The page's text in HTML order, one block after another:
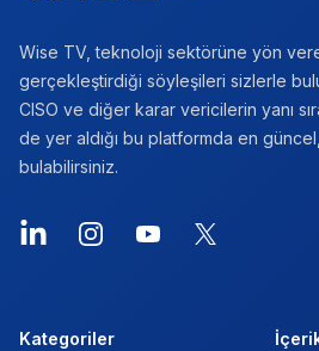
Wise TV, teknoloji sektörüne yön
gerçekleştirdiği söyleşileri sizlerle
CISO ve diğer karar vericilerin yanı
de yer aldığı bu platformda en
bulabilirsiniz.
LinkedInInstagramYouTube
X
Kategoriler